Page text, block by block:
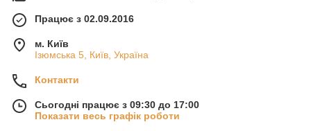
Працює з 02.09.2016
м. Київ
Ізюмська 5, Київ, Україна
Контакти
Сьогодні працює з 09:30 до 17:00
Показати весь графік роботи